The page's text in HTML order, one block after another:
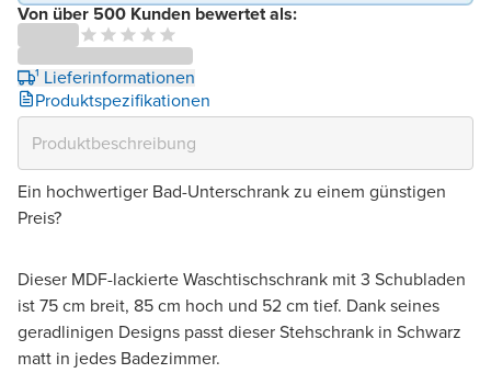
Von über 500 Kunden bewertet als:
¹ Lieferinformationen
Produktspezifikationen
Ein hochwertiger Bad-Unterschrank zu einem günstigen
Preis?
Dieser MDF-lackierte Waschtischschrank mit 3 Schubladen
ist 75 cm breit, 85 cm hoch und 52 cm tief. Dank seines
geradlinigen Designs passt dieser Stehschrank in Schwarz
matt in jedes Badezimmer.